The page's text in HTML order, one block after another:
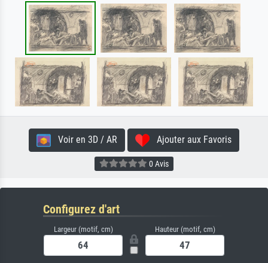
Voir en 3D / AR Ajouter aux Favoris
0 Avis
Configurez d'art
Largeur (motif, cm) Hauteur (motif, cm)